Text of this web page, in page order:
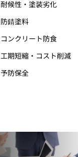
耐候性・塗装劣化
防錆塗料
コンクリート防食
工期短縮・コスト削減
予防保全